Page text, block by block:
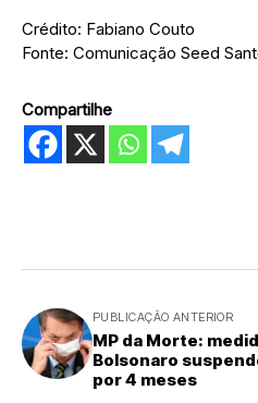
Crédito: Fabiano Couto
Fonte: Comunicação Seed
Compartilhe
PUBLICAÇÃO ANTERIOR
MP da Morte:
Bolsonaro
por 4 meses